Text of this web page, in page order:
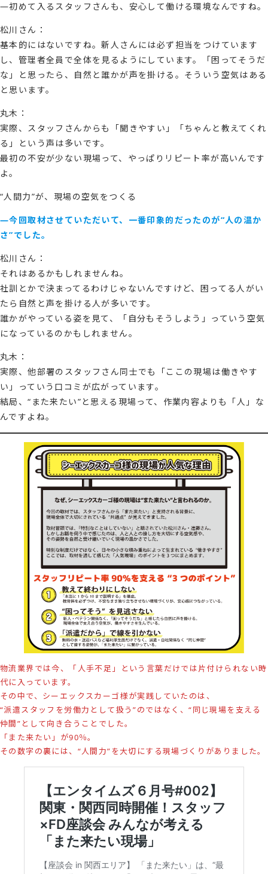
―初めて入るスタッフさんも、安心して働ける環境なんですね。
松川さん：
基本的にはないですね。新人さんには必ず担当をつけています
し、管理者全員で全体を見るようにしています。「困ってそうだ
な」と思ったら、自然と誰かが声を掛ける。そういう空気はある
と思います。
丸木：
実際、スタッフさんからも「聞きやすい」「ちゃんと教えてくれ
る」という声は多いです。
最初の不安が少ない現場って、やっぱりリピート率が高いんです
よ。
“人間力”が、現場の空気をつくる
―今回取材させていただいて、一番印象的だったのが“人の温か
さ”でした。
松川さん：
それはあるかもしれませんね。
社訓とかで決まってるわけじゃないんですけど、困ってる人がい
たら自然と声を掛ける人が多いです。
誰かがやっている姿を見て、「自分もそうしよう」っていう空気
になっているのかもしれません。
丸木：
実際、他部署のスタッフさん同士でも「ここの現場は働きやす
い」っていう口コミが広がっています。
結局、“また来たい”と思える現場って、作業内容よりも「人」な
んですよね。
物流業界では今、「人手不足」という言葉だけでは片付けられない時
代に入っています。
その中で、シーエックスカーゴ様が実践していたのは、
“派遣スタッフを労働力として扱う”のではなく、“同じ現場を支える
仲間”として向き合うことでした。
「また来たい」が90％。
その数字の裏には、“人間力”を大切にする現場づくりがありました。